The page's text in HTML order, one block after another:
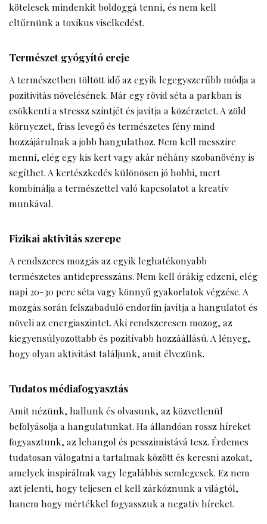
kötelesek mindenkit boldoggá tenni, és nem kell
eltűrnünk a toxikus viselkedést.
Természet gyógyító ereje
A természetben töltött idő az egyik legegyszerűbb módja a
pozitivitás növelésének. Már egy rövid séta a parkban is
csökkenti a stressz szintjét és javítja a közérzetet. A zöld
környezet, friss levegő és természetes fény mind
hozzájárulnak a jobb hangulathoz. Nem kell messzire
menni, elég egy kis kert vagy akár néhány szobanövény is
segíthet. A kertészkedés különösen jó hobbi, mert
kombinálja a természettel való kapcsolatot a kreatív
munkával.
Fizikai aktivitás szerepe
A rendszeres mozgás az egyik leghatékonyabb
természetes antidepresszáns. Nem kell órákig edzeni, elég
napi 20-30 perc séta vagy könnyű gyakorlatok végzése. A
mozgás során felszabaduló endorfin javítja a hangulatot és
növeli az energiaszintet. Aki rendszeresen mozog, az
kiegyensúlyozottabb és pozitívabb hozzáállású. A lényeg,
hogy olyan aktivitást találjunk, amit élvezünk.
Tudatos médiafogyasztás
Amit nézünk, hallunk és olvasunk, az közvetlenül
befolyásolja a hangulatunkat. Ha állandóan rossz híreket
fogyasztunk, az lehangol és pesszimistává tesz. Érdemes
tudatosan válogatni a tartalmak között és keresni azokat,
amelyek inspirálnak vagy legalábbis semlegesek. Ez nem
azt jelenti, hogy teljesen el kell zárkóznunk a világtól,
hanem hogy mértékkel fogyasszuk a negatív híreket.